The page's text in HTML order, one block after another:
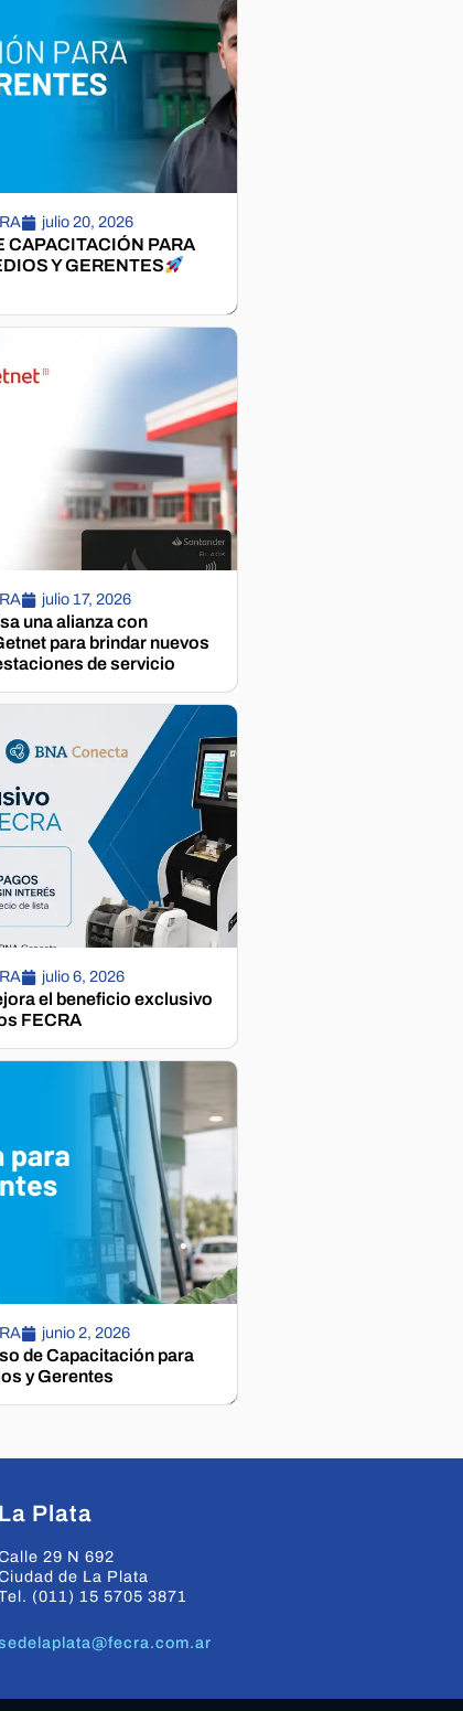
julio 20, 2026
CAPACITACIÓN PARA
Y GERENTES
julio 17, 2026
una alianza con
para brindar nuevos
de servicio
julio 6, 2026
el beneficio exclusivo
FECRA
junio 2, 2026
de Capacitación para
y Gerentes
La Plata
29 N 692
de La Plata
(011) 15 5705 3871